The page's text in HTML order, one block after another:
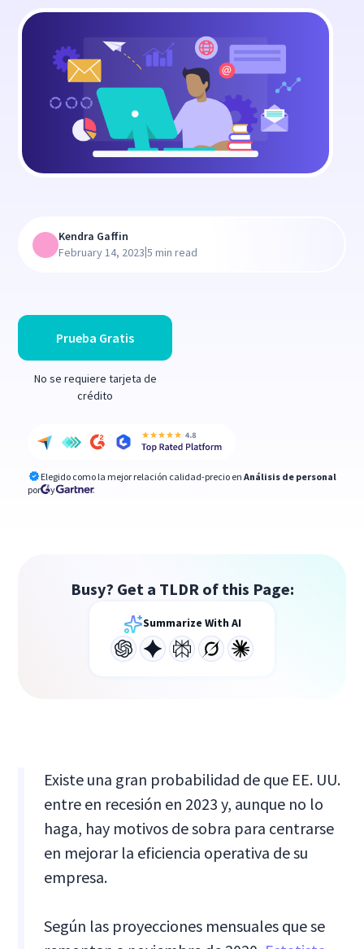
Prueba Gratis
No se requiere tarjeta de
crédito
Elegido como la mejor relación calidad-precio en Análisis de personal
por
y
Kendra Gaffin
February 14, 2023|5 min read
Busy? Get a TLDR of this Page:
Summarize With AI
Existe una gran probabilidad de que EE. UU.
entre en recesión en 2023 y, aunque no lo
haga, hay motivos de sobra para centrarse
en mejorar la eficiencia operativa de su
empresa.
Según las proyecciones mensuales que se